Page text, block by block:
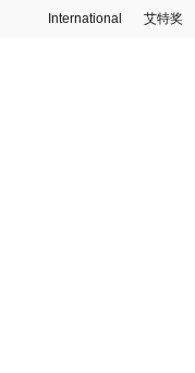
艾特奖
International